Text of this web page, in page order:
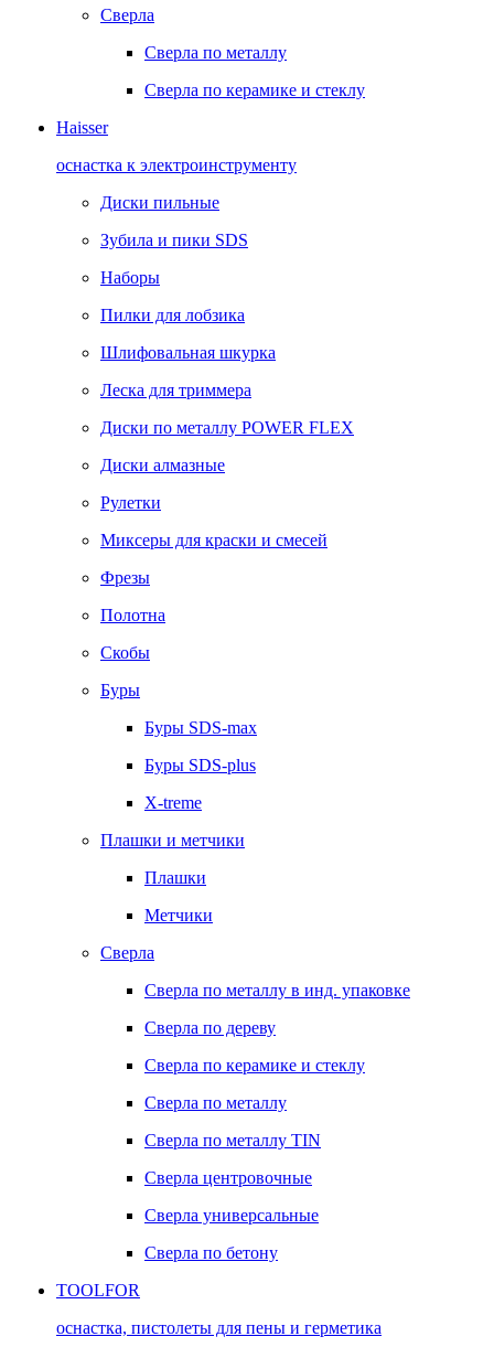
Сверла
Сверла по металлу
Сверла по керамике и стеклу
Haisser
оснастка к электроинструменту
Диски пильные
Зубила и пики SDS
Наборы
Пилки для лобзика
Шлифовальная шкурка
Леска для триммера
Диски по металлу POWER FLEX
Диски алмазные
Рулетки
Миксеры для краски и смесей
Фрезы
Полотна
Скобы
Буры
Буры SDS-max
Буры SDS-plus
X-treme
Плашки и метчики
Плашки
Метчики
Сверла
Сверла по металлу в инд. упаковке
Сверла по дереву
Сверла по керамике и стеклу
Сверла по металлу
Сверла по металлу TIN
Сверла центровочные
Сверла универсальные
Сверла по бетону
TOOLFOR
оснастка, пистолеты для пены и герметика